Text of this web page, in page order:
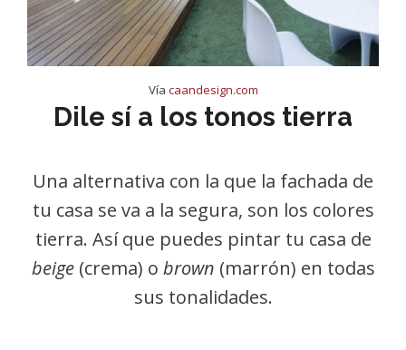
Vía caandesign.com
Dile sí a los tonos tierra
Una alternativa con la que la fachada de
tu casa se va a la segura, son los colores
tierra. Así que puedes pintar tu casa de
beige(crema) o brown (marrón) en todas
sus tonalidades.